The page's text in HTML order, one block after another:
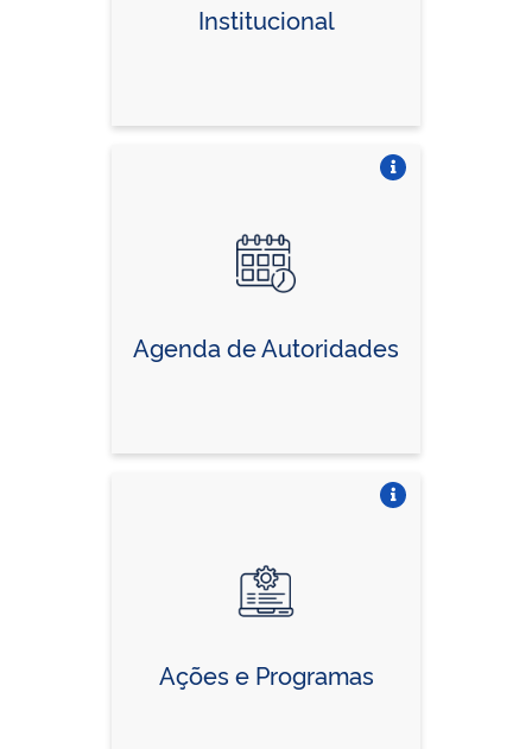
Institucional
Agenda de Autoridades
Ações e Programas